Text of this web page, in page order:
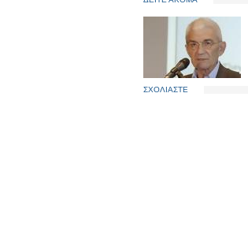
ΣΧΟΛΙΑΣΤΕ